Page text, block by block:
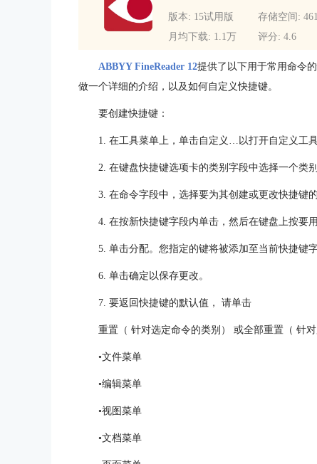
版本: 15试用版 存储空间:
月均下载: 1.1万
评分: 4.6
ABBYY FineReader 12提供了以下用于常用命令
做一个详细的介绍，以及如何自定义快捷键。
要创建快捷键：
1. 在工具菜单上，单击自定义…以打开自定义工
2. 在键盘快捷键选项卡的类别字段中选择一个类别
3. 在命令字段中，选择要为其创建或更改快捷键的
4. 在按新快捷键字段内单击，然后在键盘上按要
5. 单击分配。您指定的键将被添加至当前快捷键字
6. 单击确定以保存更改。
7. 要返回快捷键的默认值， 请单击
重置（ 针对选定命令的类别） 或全部重置（ 针对
•文件菜单
•编辑菜单
•视图菜单
•文档菜单